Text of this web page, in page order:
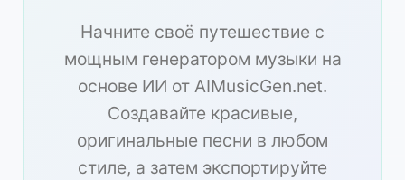
Начните своё путешествие с
мощным генератором музыки на
основе ИИ от AIMusicGen.net.
Создавайте красивые,
оригинальные песни в любом
стиле, а затем экспортируйте